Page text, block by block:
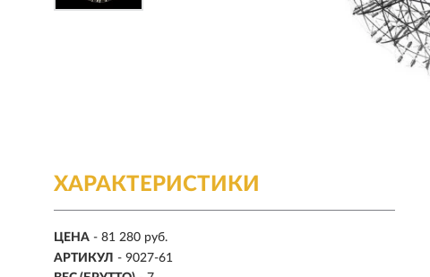
ХАРАКТЕРИСТИКИ
ЦЕНА - 81 280 руб.
АРТИКУЛ - 9027-61